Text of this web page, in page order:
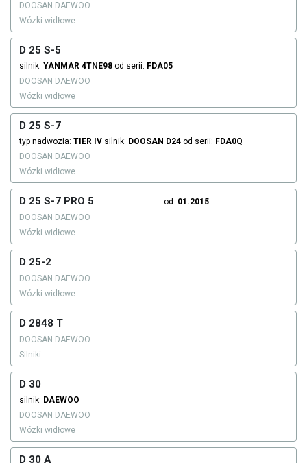
DOOSAN DAEWOO
Wózki widłowe
D 25 S-5
silnik: YANMAR 4TNE98 od serii: FDA05
DOOSAN DAEWOO
Wózki widłowe
D 25 S-7
typ nadwozia: TIER IV silnik: DOOSAN D24 od serii: FDA0Q
DOOSAN DAEWOO
Wózki widłowe
D 25 S-7 PRO 5 od: 01.2015
DOOSAN DAEWOO
Wózki widłowe
D 25-2
DOOSAN DAEWOO
Wózki widłowe
D 2848 T
DOOSAN DAEWOO
Silniki
D 30
silnik: DAEWOO
DOOSAN DAEWOO
Wózki widłowe
D 30 A